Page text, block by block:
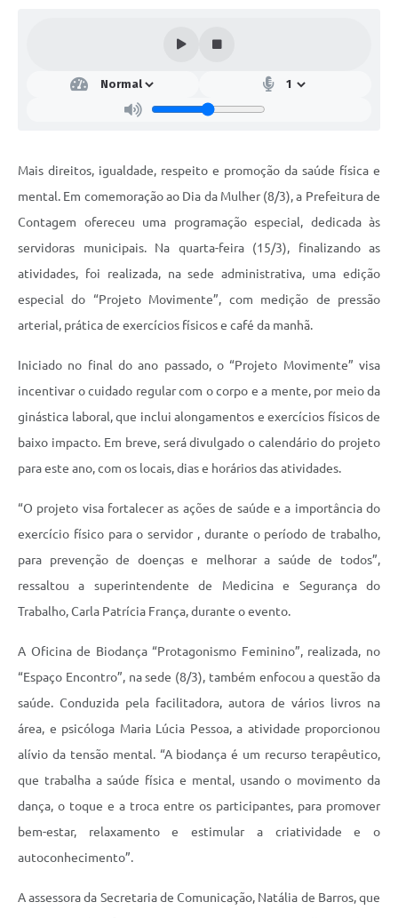
Mais direitos, igualdade, respeito e promoção da saúde física e
mental. Em comemoração ao Dia da Mulher (8/3), a Prefeitura de
Contagem ofereceu uma programação especial, dedicada às
servidoras municipais. Na quarta-feira (15/3), finalizando as
atividades, foi realizada, na sede administrativa, uma edição
especial do “Projeto Movimente”, com medição de pressão
arterial, prática de exercícios físicos e café da manhã.
Iniciado no final do ano passado, o “Projeto Movimente” visa
incentivar o cuidado regular com o corpo e a mente, por meio da
ginástica laboral, que inclui alongamentos e exercícios físicos de
baixo impacto. Em breve, será divulgado o calendário do projeto
para este ano, com os locais, dias e horários das atividades.
“O projeto visa fortalecer as ações de saúde e a importância do
exercício físico para o servidor , durante o período de trabalho,
para prevenção de doenças e melhorar a saúde de todos”,
ressaltou a superintendente de Medicina e Segurança do
Trabalho, Carla Patrícia França, durante o evento.
A Oficina de Biodança “Protagonismo Feminino”, realizada, no
“Espaço Encontro”, na sede (8/3), também enfocou a questão da
saúde. Conduzida pela facilitadora, autora de vários livros na
área, e psicóloga Maria Lúcia Pessoa, a atividade proporcionou
alívio da tensão mental. “A biodança é um recurso terapêutico,
que trabalha a saúde física e mental, usando o movimento da
dança, o toque e a troca entre os participantes, para promover
bem-estar, relaxamento e estimular a criatividade e o
autoconhecimento”.
A assessora da Secretaria de Comunicação, Natália de Barros, que